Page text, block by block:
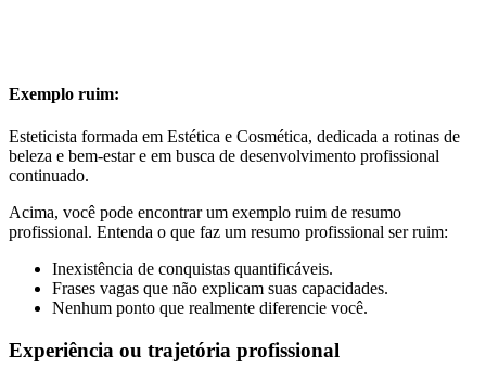
Exemplo ruim:
Esteticista formada em Estética e Cosmética, dedicada a rotinas de
beleza e bem-estar e em busca de desenvolvimento profissional
continuado.
Acima, você pode encontrar um exemplo ruim de resumo
profissional. Entenda o que faz um resumo profissional ser ruim:
Inexistência de conquistas quantificáveis.
Frases vagas que não explicam suas capacidades.
Nenhum ponto que realmente diferencie você.
Experiência ou trajetória profissional